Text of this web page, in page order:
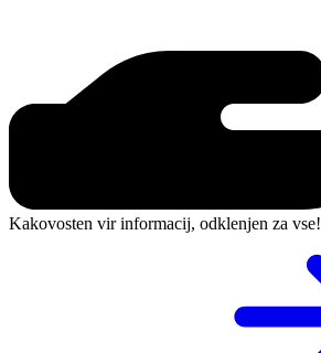
Kakovosten vir informacij, odklenjen za vse!